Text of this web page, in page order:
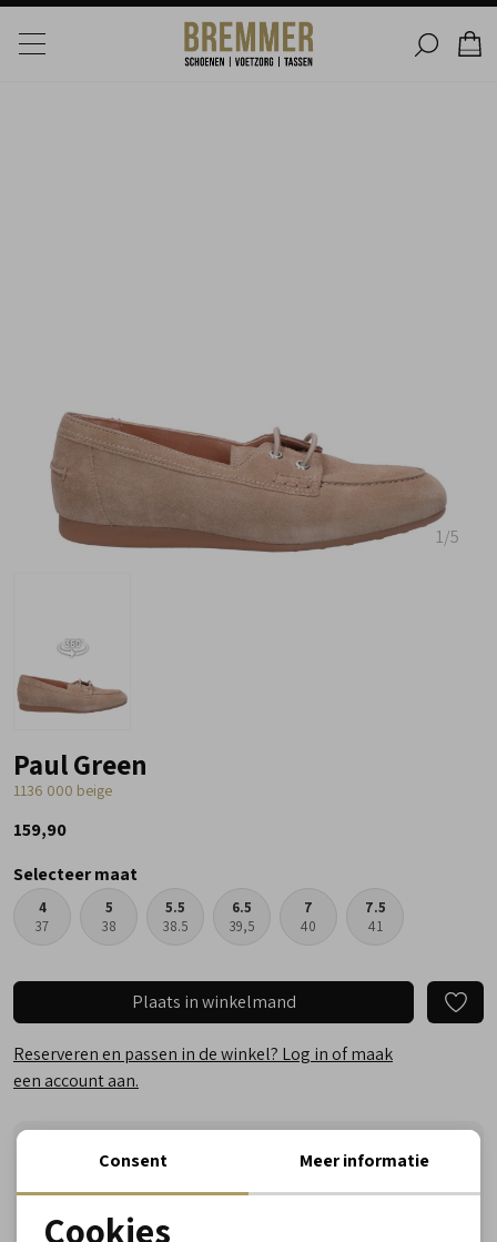
1/5
Paul Green
1136 000 beige
159,90
Selecteer maat
4
37
5
38
5.5
38.5
6.5
39,5
7
40
7.5
41
Plaats in winkelmand
Reserveren en passen in de winkel? Log in of maak
een account aan.
Vandaag besteld, woensdag in huis!
Vragen? Wij helpen u graag! Whatsapp of bel ons
Gratis verzending vanaf €50,- (uitgezonderd sale)
Consent Meer informatie
Cookies